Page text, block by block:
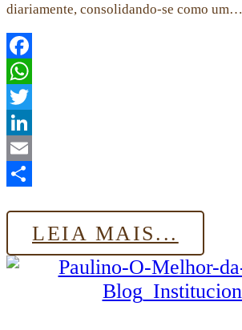
diariamente, consolidando-se como um…
Facebook
WhatsApp
Twitter
LinkedIn
Email
LEIA MAIS...